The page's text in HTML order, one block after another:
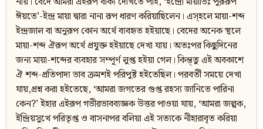
ঈয়তে’-ইন্দ্র মায়া দ্বারা নানা রূপ ধারণ করিয়াছিলেন। এস্হলে মায়া-শব্দ
ইন্দ্রজাল বা অনুরূপ কোন অর্থে ব্যবহৃত হইয়াছে। বেদের অনেক স্থলে
মায়া-শব্দ ঐরূপ অর্থে প্রযুক্ত হইয়াছে দেখা যায়। অতঃপর কিছুদিনের
জন্য মায়া-শব্দের ব্যবহার সম্পূর্ণ লুপ্ত হইয়া গেল। কিন্ত্তু এই অবকাশে
ঐ শব্দ-প্রতিপাদ্য ভাব ক্রমশই পরিপুষ্ট হইতেছিল। পরবর্তী সময়ে দেখা
যায়,প্রশ্ন করা হইতেছে, ‘আমরা জগতের গুপ্ত রহস্য জানিতে পারিনা
কেন?’ ইহার এইরূপ গভীরভাবব্যজ্ঞক উত্তর পাওয়া যায়, ‘আমরা জল্পক,
ইন্দ্রিয়সুখে পরিতৃপ্ত ও বাসনাপর বলিয়া এই সত্যকে নীহারাবৃত করিয়া